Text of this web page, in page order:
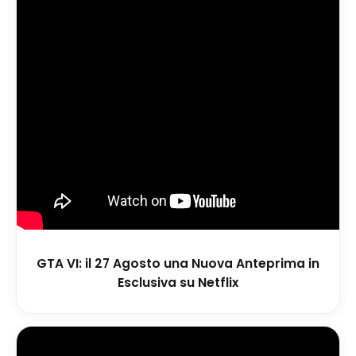
GTA VI: il 27 Agosto una Nuova Anteprima in
Esclusiva su Netflix